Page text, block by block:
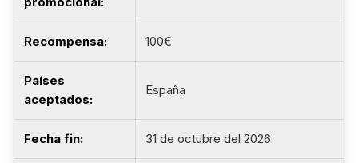
Recompensa: 100€
Países
aceptados:
España
Fecha fin: 31 de octubre del 2026